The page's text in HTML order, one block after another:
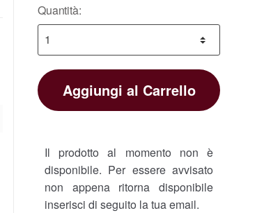
Quantità:
Aggiungi al Carrello
Il prodotto al momento non è
disponibile. Per essere avvisato
non appena ritorna disponibile
inserisci di seguito la tua email.